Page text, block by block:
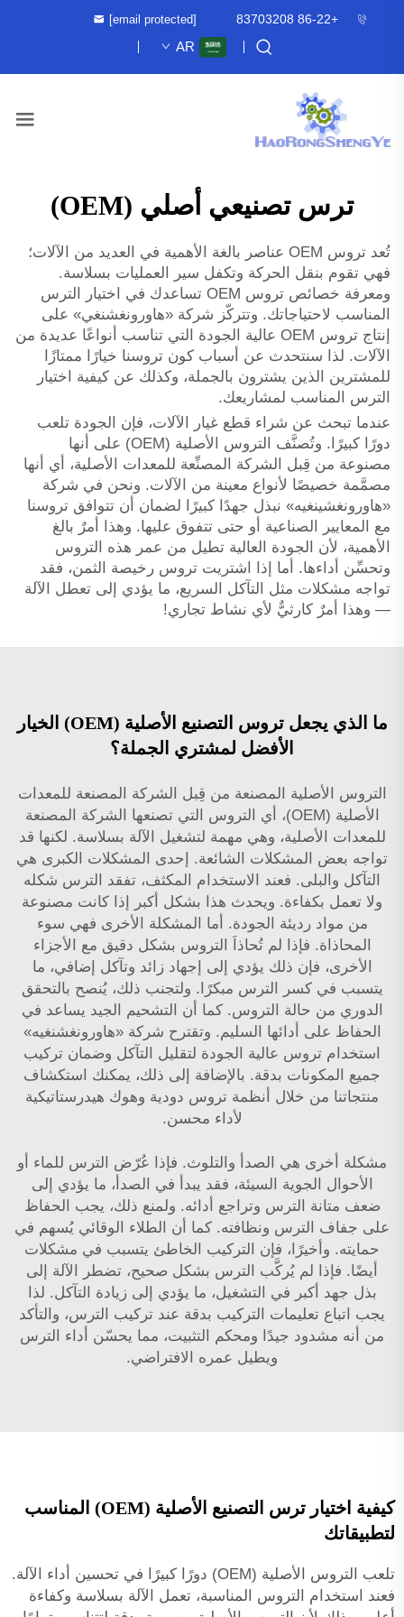
+86-22 83703208
[email protected]
AR
ترس تصنيعي أصلي (OEM)
تُعد تروس OEM عناصر بالغة الأهمية في العديد من الآلات؛
فهي تقوم بنقل الحركة وتكفل سير العمليات بسلاسة.
ومعرفة خصائص تروس OEM تساعدك في اختيار الترس
المناسب لاحتياجاتك. وتتركّز شركة «هاورونغشنغي» على
إنتاج تروس OEM عالية الجودة التي تناسب أنواعًا عديدة من
الآلات. لذا سنتحدث عن أسباب كون تروسنا خيارًا ممتازًا
للمشترين الذين يشترون بالجملة، وكذلك عن كيفية اختيار
الترس المناسب لمشاريعك.
عندما تبحث عن شراء قطع غيار الآلات، فإن الجودة تلعب
دورًا كبيرًا. وتُصنَّف التروس الأصلية (OEM) على أنها
مصنوعة من قِبل الشركة المصنِّعة للمعدات الأصلية، أي أنها
مصمَّمة خصيصًا لأنواع معينة من الآلات. ونحن في شركة
«هاورونغشينغيه» نبذل جهدًا كبيرًا لضمان أن تتوافق تروسنا
مع المعايير الصناعية أو حتى تتفوق عليها. وهذا أمرٌ بالغ
الأهمية، لأن الجودة العالية تطيل من عمر هذه التروس
وتحسِّن أداءها. أما إذا اشتريت تروس رخيصة الثمن، فقد
تواجه مشكلات مثل التآكل السريع، ما يؤدي إلى تعطل الآلة
— وهذا أمرٌ كارثيٌّ لأي نشاط تجاري!
ما الذي يجعل تروس التصنيع الأصلية (OEM) الخيار
الأفضل لمشتري الجملة؟
التروس الأصلية المصنعة من قِبل الشركة المصنعة للمعدات
الأصلية (OEM)، أي التروس التي تصنعها الشركة المصنعة
للمعدات الأصلية، وهي مهمة لتشغيل الآلة بسلاسة. لكنها قد
تواجه بعض المشكلات الشائعة. إحدى المشكلات الكبرى هي
التآكل والبلى. فعند الاستخدام المكثف، تفقد الترس شكله
ولا تعمل بكفاءة. ويحدث هذا بشكل أكبر إذا كانت مصنوعة
من مواد رديئة الجودة. أما المشكلة الأخرى فهي سوء
المحاذاة. فإذا لم تُحاذاَ التروس بشكل دقيق مع الأجزاء
الأخرى، فإن ذلك يؤدي إلى إجهاد زائد وتآكل إضافي، ما
يتسبب في كسر الترس مبكرًا. ولتجنب ذلك، يُنصح بالتحقق
الدوري من حالة التروس. كما أن التشحيم الجيد يساعد في
الحفاظ على أدائها السليم. وتقترح شركة «هاورونغشنغيه»
استخدام تروس عالية الجودة لتقليل التآكل وضمان تركيب
جميع المكونات بدقة. بالإضافة إلى ذلك، يمكنك استكشاف
منتجاتنا من خلال
أنظمة تروس دودية وهوك هيدرستاتيكية
لأداء محسن.
مشكلة أخرى هي الصدأ والتلوث. فإذا عُرّض الترس للماء أو
الأحوال الجوية السيئة، فقد يبدأ في الصدأ، ما يؤدي إلى
ضعف متانة الترس وتراجع أدائه. ولمنع ذلك، يجب الحفاظ
على جفاف الترس ونظافته. كما أن الطلاء الوقائي يُسهم في
حمايته. وأخيرًا، فإن التركيب الخاطئ يتسبب في مشكلات
أيضًا. فإذا لم يُركَّب الترس بشكل صحيح، تضطر الآلة إلى
بذل جهد أكبر في التشغيل، ما يؤدي إلى زيادة التآكل. لذا
يجب اتباع تعليمات التركيب بدقة عند تركيب الترس، والتأكد
من أنه مشدود جيدًا ومحكم التثبيت، مما يحسّن أداء الترس
ويطيل عمره الافتراضي.
كيفية اختيار ترس التصنيع الأصلية (OEM) المناسب
لتطبيقاتك
تلعب التروس الأصلية (OEM) دورًا كبيرًا في تحسين أداء الآلة.
فعند استخدام التروس المناسبة، تعمل الآلة بسلاسة وكفاءة